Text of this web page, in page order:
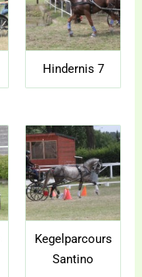
Hindernis 7
Kegelparcours
Santino